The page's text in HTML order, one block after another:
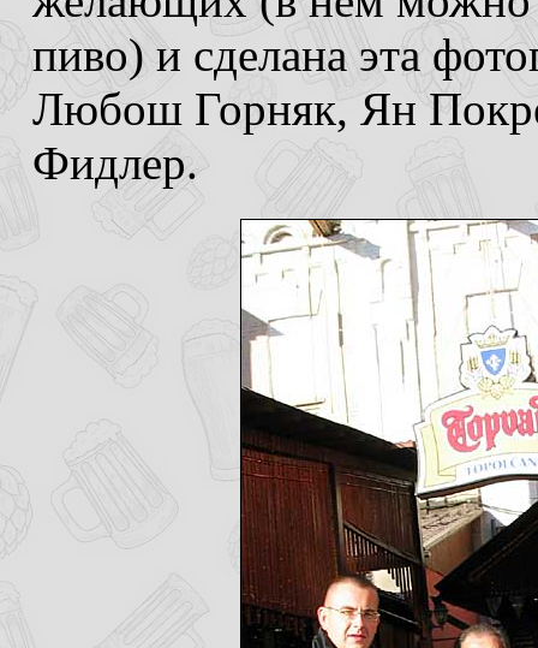
пиво) и сделана эта
Любош Горняк, Ян
Фидлер.